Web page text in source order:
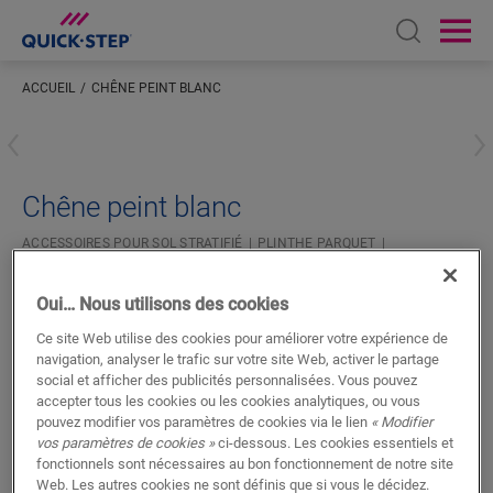
Open
ACCUEIL CHÊNE PEINT BLANC
Chêne peint blanc
ACCESSOIRES POUR SOL STRATIFIÉ
PLINTHE PARQUET
QSPSKR04753
Belle finition
Couleur assortie à votre sol
Couche supérieure résistante aux rayures
Oui… Nous utilisons des cookies
Ce site Web utilise des cookies pour améliorer votre expérience de
navigation, analyser le trafic sur votre site Web, activer le partage
social et afficher des publicités personnalisées. Vous pouvez
accepter tous les cookies ou les cookies analytiques, ou vous
pouvez modifier vos paramètres de cookies via le lien « Modifier
vos paramètres de cookies »ci-dessous. Les cookies essentiels et
fonctionnels sont nécessaires au bon fonctionnement de notre site
Web. Les autres cookies ne sont définis que si vous le décidez.